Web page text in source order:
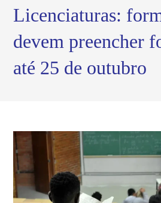
Licenciaturas:
devem preencher
até 25 de outubro